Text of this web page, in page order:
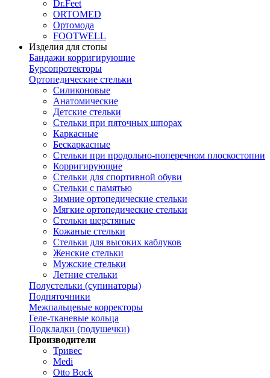
Dr.Feet
ORTOMED
Ортомода
FOOTWELL
Изделия для стопы
Бандажи корригирующие
Бурсопротекторы
Ортопедические стельки
Силиконовые
Анатомические
Детские стельки
Стельки при пяточных шпорах
Каркасные
Бескаркасные
Стельки при продольно-поперечном плоскостопии
Корригирующие
Стельки для спортивной обуви
Стельки с памятью
Зимние ортопедические стельки
Мягкие ортопедические стельки
Стельки шерстяные
Кожаные стельки
Стельки для высоких каблуков
Женские стельки
Мужские стельки
Летние стельки
Полустельки (супинаторы)
Подпяточники
Межпальцевые корректоры
Геле-тканевые кольца
Подкладки (подушечки)
Производители
Тривес
Medi
Otto Bock